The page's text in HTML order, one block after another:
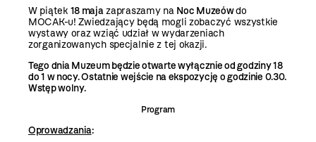
W piątek 18 majazapraszamy na Noc Muzeówdo
MOCAK-u! Zwiedzający będą mogli zobaczyć wszystkie
wystawy oraz wziąć udział w wydarzeniach
zorganizowanych specjalnie z tej okazji.
Tego dnia Muzeum będzie otwarte wyłącznie od godziny 18
do 1 w nocy. Ostatnie wejście na ekspozycję o godzinie 0.30.
Wstęp wolny.
Program
Oprowadzania: